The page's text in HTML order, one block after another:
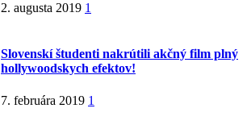
2. augusta 2019 1
Slovenskí študenti nakrútili akčný film plný
hollywoodskych efektov!
7. februára 2019 1